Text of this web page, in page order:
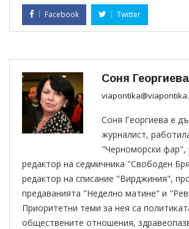
Facebook Twitter
Соня Георгиева
Соня Георгиева е
журналист,
"Черноморски фар",
редактор на седмичника "Свободен
редактор на списание "Вирджиния",
предаванията "Неделно матине" и
Приоритетни теми за нея са
обществените отношения,